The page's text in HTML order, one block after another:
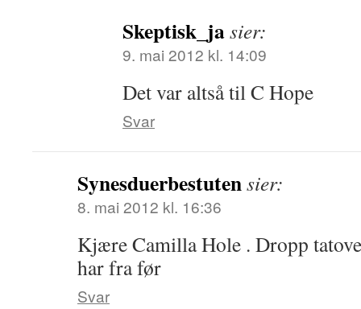
Skeptisk_jasier:
9. mai 2012 kl. 14:09
Det var altså til C Hope
Svar
Synesduerbestutensier:
8. mai 2012 kl. 16:36
Kjære Camilla Hole . Dropp
har fra før
Svar